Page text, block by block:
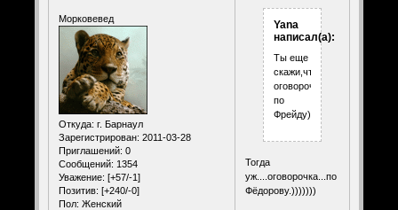
Морковевед
Откуда: г. Барнаул
Зарегистрирован: 2011-03-28
Приглашений: 0
Сообщений: 1354
Уважение: [+57/-1]
Позитив: [+240/-0]
Пол: Женский
Yana
написал(а):
Ты еще
скажи,что
оговорочка
по
Фрейду))
Тогда
уж....оговорочка...по
Фёдорову.)))))))